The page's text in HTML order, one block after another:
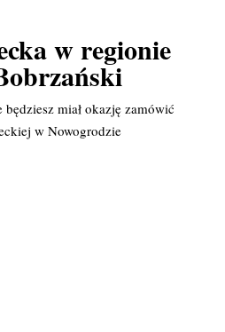
w regionie
miał okazję zamówić
w Nowogrodzie